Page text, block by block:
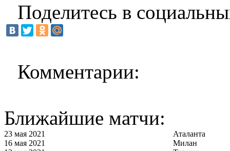
Поделитесь в
Комментарии:
Ближайшие матчи:
23 мая 2021
Аталанта
16 мая 2021
Милан